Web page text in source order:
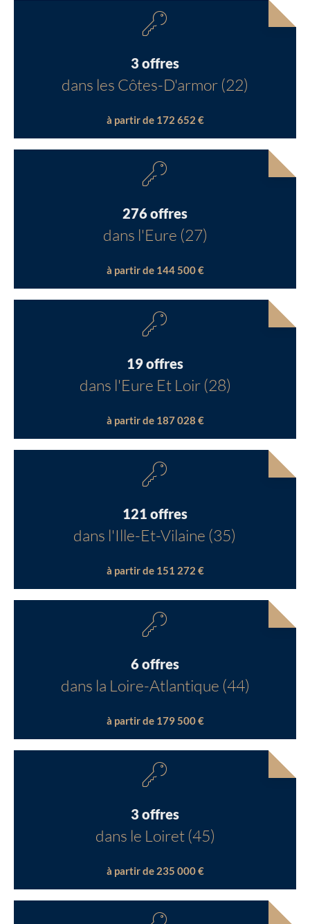
3 offres
dans les Côtes-D'armor (22)
à partir de 172 652 €
276 offres
dans l'Eure (27)
à partir de 144 500 €
19 offres
dans l'Eure Et Loir (28)
à partir de 187 028 €
121 offres
dans l'Ille-Et-Vilaine (35)
à partir de 151 272 €
6 offres
dans la Loire-Atlantique (44)
à partir de 179 500 €
3 offres
dans le Loiret (45)
à partir de 235 000 €